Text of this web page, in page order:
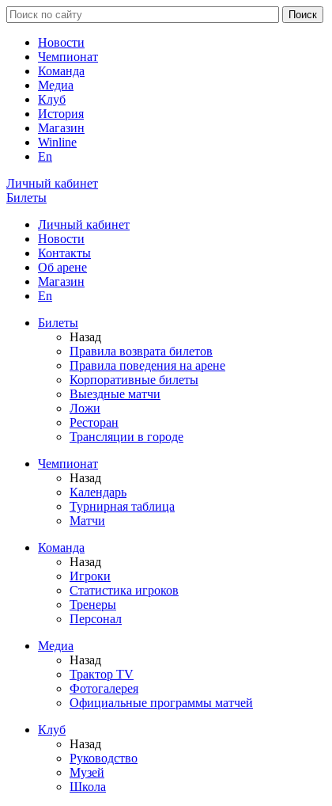
Новости
Чемпионат
Команда
Медиа
Клуб
История
Магазин
Winline
En
Личный кабинет
Билеты
Личный кабинет
Новости
Контакты
Об арене
Магазин
En
Билеты
Назад
Правила возврата билетов
Правила поведения на арене
Корпоративные билеты
Выездные матчи
Ложи
Ресторан
Трансляции в городе
Чемпионат
Назад
Календарь
Турнирная таблица
Матчи
Команда
Назад
Игроки
Статистика игроков
Тренеры
Персонал
Медиа
Назад
Трактор TV
Фотогалерея
Официальные программы матчей
Клуб
Назад
Руководство
Музей
Школа